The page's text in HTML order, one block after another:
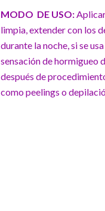
MODO DE USO:
limpia, extender con los
durante la noche, si se
sensación de hormigueo
después de
como peelings o